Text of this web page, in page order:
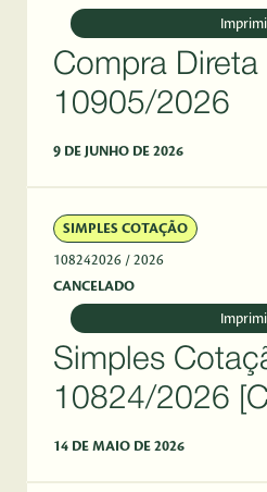
Compra Direta
10905/2026
9 DE JUNHO DE 2026
SIMPLES COTAÇÃO
108242026 / 2026
CANCELADO
Simples
10824/2026
14 DE MAIO DE 2026